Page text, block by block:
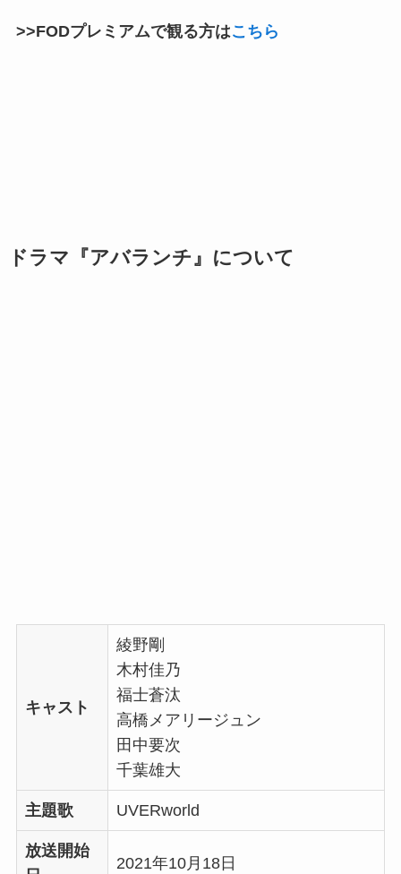
>>FODプレミアムで観る方はこちら
ドラマ『アバランチ』について
キャスト
綾野剛
木村佳乃
福士蒼汰
高橋メアリージュン
田中要次
千葉雄大
主題歌 UVERworld
放送開始
2021年10月18日